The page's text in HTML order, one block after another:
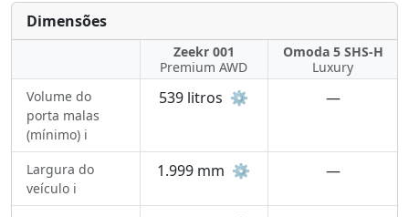
Dimensões
Zeekr 001
Premium AWD
Omoda 5 SHS-H
Luxury
Volume do
porta malas
(mínimo) ℹ️
539 litros ⚙️ —
Largura do
veículo ℹ️
1.999 mm ⚙️ —